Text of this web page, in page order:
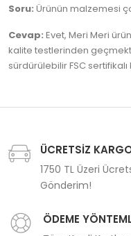
Soru: Ürünün malzemesi
Cevap: Evet, Meri Meri
kalite testlerinden
sürdürülebilir FSC
ÜCRETSİZ
1750 TL Üzeri
Gönderim!
ÖDEME